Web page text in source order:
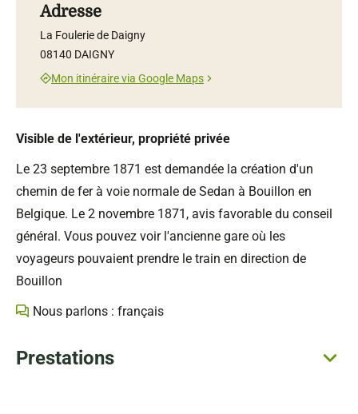
Visible de l'extérieur, propriété privée
Le 23 septembre 1871 est demandée la création d'un
chemin de fer à voie normale de Sedan à Bouillon en
Belgique. Le 2 novembre 1871, avis favorable du conseil
général. Vous pouvez voir l'ancienne gare où les
voyageurs pouvaient prendre le train en direction de
Bouillon
Nous parlons : français
Prestations
Adresse
La Foulerie de Daigny
08140 DAIGNY
Mon itinéraire via Google Maps